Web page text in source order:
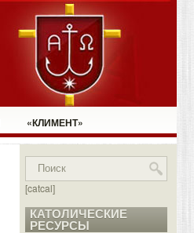
«КЛИМЕНТ»
[catcal]
КАТОЛИЧЕСКИЕ
РЕСУРСЫ